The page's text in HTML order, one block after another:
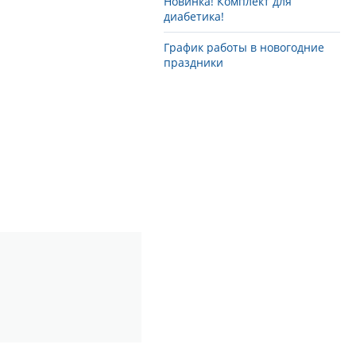
диабетика!
График работы в новогодние
праздники